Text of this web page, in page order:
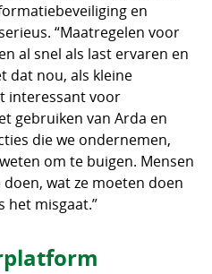
en
“Maatregelen voor
al snel als last ervaren en
dat nou, als kleine
interessant voor
gebruiken van Arda en
die we ondernemen,
om te buigen. Mensen
wat ze moeten doen
het misgaat.”